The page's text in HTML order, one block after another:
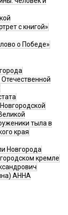
с книгой»
о Победе»
тыла в
края
Новгорода
кремле
АННА